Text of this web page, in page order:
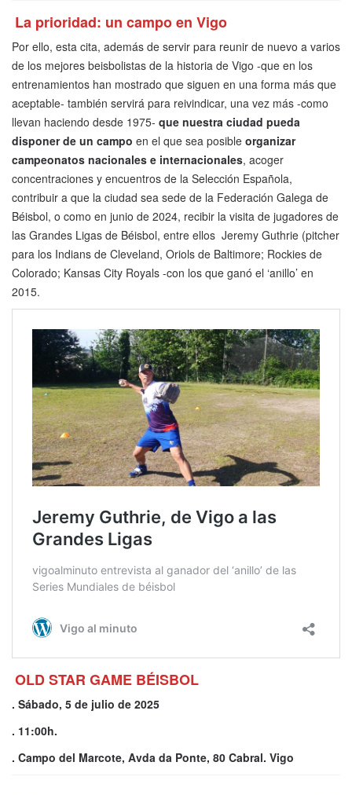
La prioridad: un campo en Vigo
Por ello, esta cita, además de servir para reunir de nuevo a varios
de los mejores beisbolistas de la historia de Vigo -que en los
entrenamientos han mostrado que siguen en una forma más que
aceptable- también servirá para reivindicar, una vez más -como
llevan haciendo desde 1975- que nuestra ciudad pueda
disponer de un campo en el que sea posible organizar
campeonatos nacionales e internacionales, acoger
concentraciones y encuentros de la Selección Española,
contribuir a que la ciudad sea sede de la Federación Galega de
Béisbol, o como en junio de 2024, recibir la visita de jugadores de
las Grandes Ligas de Béisbol, entre ellos Jeremy Guthrie (pitcher
para los Indians de Cleveland, Oriols de Baltimore; Rockies de
Colorado; Kansas City Royals -con los que ganó el ‘anillo’ en
2015.
OLD STAR GAME BÉISBOL
. Sábado, 5 de julio de 2025
. 11:00h.
. Campo del Marcote, Avda da Ponte, 80 Cabral. Vigo